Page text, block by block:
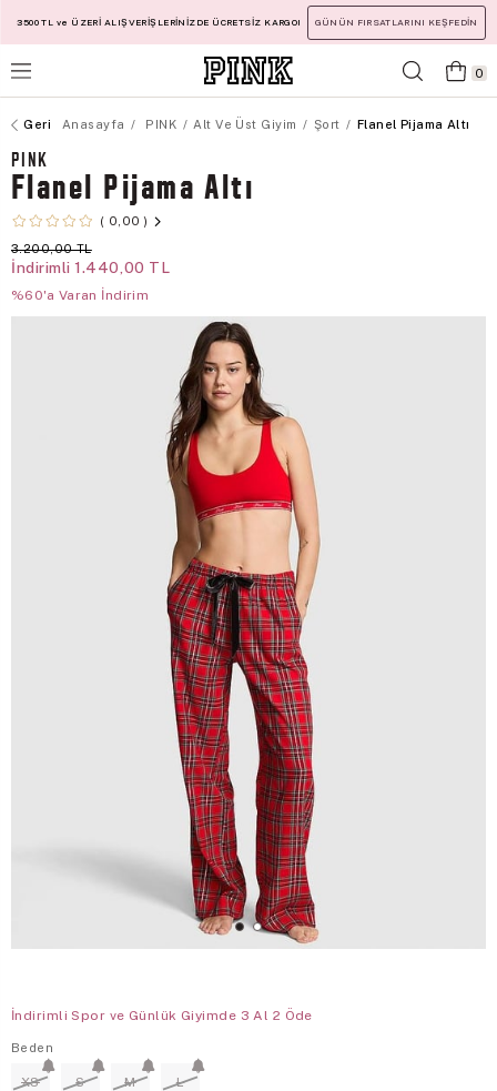
3500 TL ve ÜZERİ ALIŞVERİŞLERİNİZDE ÜCRETSİZ KARGO! GÜNÜN FIRSATLARINI KEŞFEDİN
0
Anasayfa PINK Alt Ve Üst Giyim Şort Flanel Pijama Altı
PINK
Flanel Pijama Altı
0,00
3.200,00 TL
İndirimli 1.440,00 TL
%60'a Varan İndirim
İndirimli Spor ve Günlük Giyimde 3 Al 2 Öde
Beden
XS S M L